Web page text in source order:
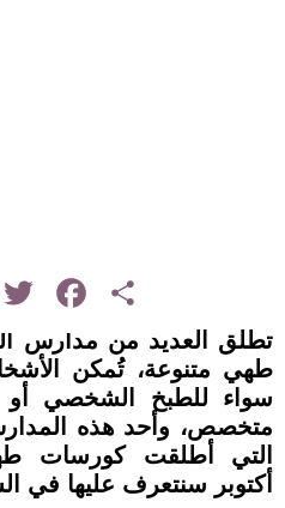
Share
Facebook
Twitter
تطلق العديد من مدارس
طهي متنوعة، تُمكن
سواء للطبخ الشخصي
متخصص، وأحد هذه
التي أطلقت كورسات
أكتوبر سنتعرف عليها في